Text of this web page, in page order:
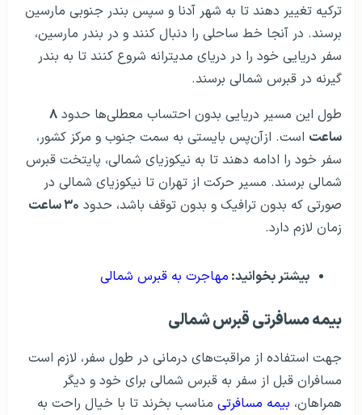
ترکیه تغییر دهند تا به شهر آدنا و سپس بندر جنوبی مارسین
برسند. در آنجا خط ساحلی را دنبال کنند و در بندر مارسین،
سفر دریایی خود را در دریای مدیترانه شروع کنند تا به بندر
گیرنه در قبرس شمالی برسند.
طول این مسیر دریایی بدون احتساب معطلی‌ها حدود ۸
ساعت است. ازآن‌پس بایستی به سمت جنوب و مرکز کشور،
سفر خود را ادامه دهند تا به نیکوزیای شمالی، پایتخت قبرس
شمالی برسند. مسیر حرکت از تهران تا نیکوزیای شمالی در
صورتی که بدون ترافیک و بدون توقف باشد، حدود ۳۰ ساعت
زمان لازم دارد.
بیشتر بخوانید: مهاجرت به قبرس شمالی
بیمه مسافرتی قبرس شمالی
جهت استفاده از مراقبت‌های درمانی در طول سفر، لازم است
مسافران قبل از سفر به قبرس شمالی برای خود و دیگر
همراهان، بیمه مسافرتی مناسب بخرند تا با خیال راحت به